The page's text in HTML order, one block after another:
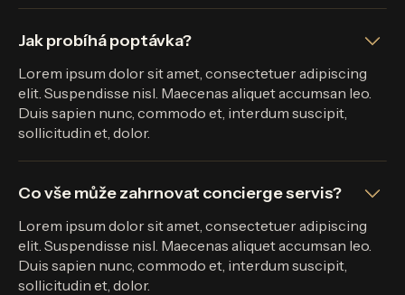
Jak probíhá poptávka?
Lorem ipsum dolor sit amet, consectetuer adipiscing
elit. Suspendisse nisl. Maecenas aliquet accumsan leo.
Duis sapien nunc, commodo et, interdum suscipit,
sollicitudin et, dolor.
Co vše může zahrnovat concierge servis?
Lorem ipsum dolor sit amet, consectetuer adipiscing
elit. Suspendisse nisl. Maecenas aliquet accumsan leo.
Duis sapien nunc, commodo et, interdum suscipit,
sollicitudin et, dolor.